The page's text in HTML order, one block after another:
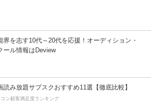
界を志す10代～20代を応援！オーディション・
ール情報はDeview
読み放題サブスクおすすめ11選【徹底比較】
コン顧客満足度ランキング